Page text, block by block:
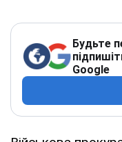
Будьте
Google